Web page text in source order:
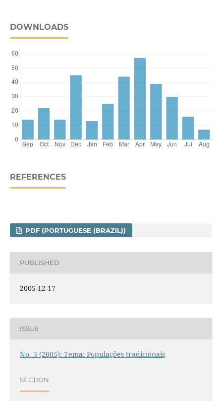
DOWNLOADS
REFERENCES
PDF (PORTUGUESE (BRAZIL))
PUBLISHED
2005-12-17
ISSUE
No. 3 (2005): Tema: Populações tradicionais
SECTION